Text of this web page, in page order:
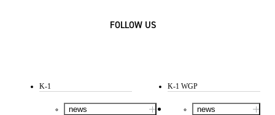
FOLLOW US
K-1
news
K-1 WGP
news